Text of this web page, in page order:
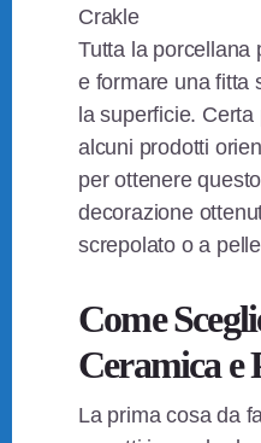
Crakle
Tutta la porcellana
e formare una fitta
la superficie.
alcuni prodotti
per ottenere
decorazione
screpolato o a
Come
Ceramica e
La prima cosa da